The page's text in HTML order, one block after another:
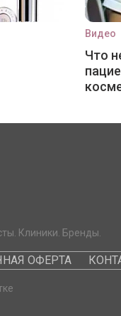
Видео
Что
Клиники. Бренды.
ОФЕРТА